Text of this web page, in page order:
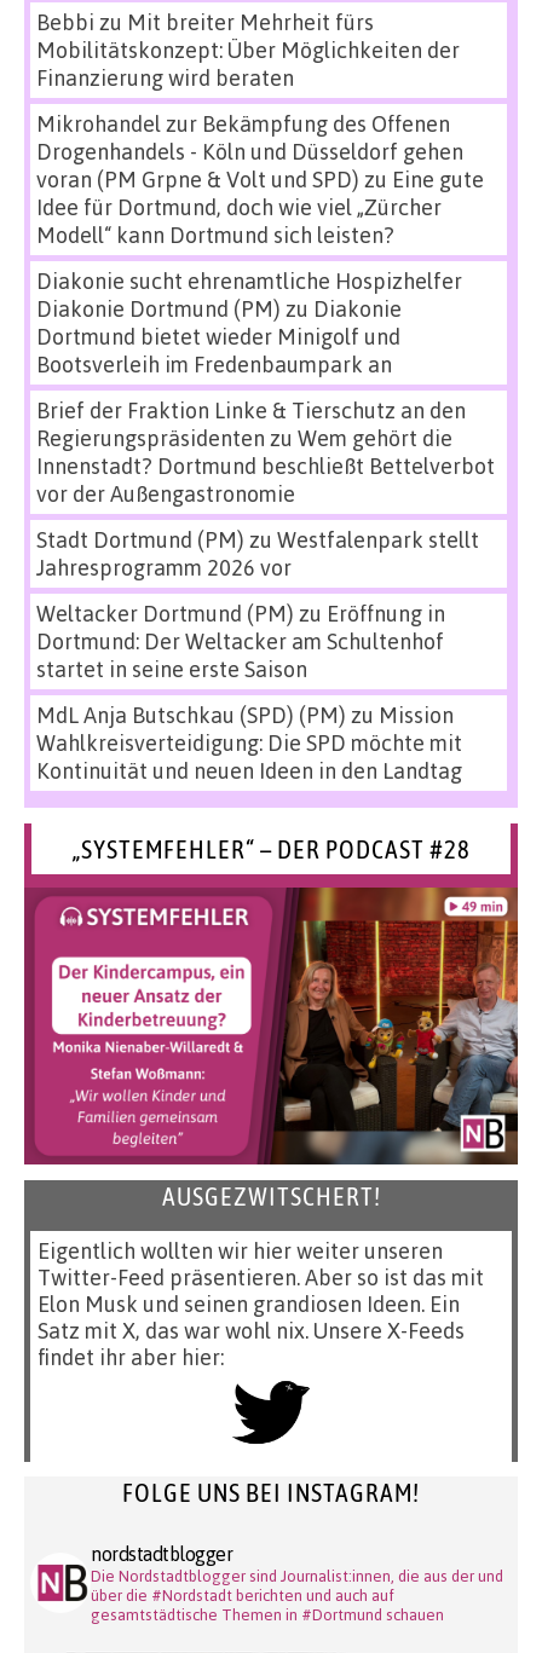
Bebbi zu Mit breiter Mehrheit fürs
Mobilitätskonzept: Über Möglichkeiten der
Finanzierung wird beraten
Mikrohandel zur Bekämpfung des Offenen
Drogenhandels - Köln und Düsseldorf gehen
voran (PM Grpne & Volt und SPD) zu Eine gute
Idee für Dortmund, doch wie viel „Zürcher
Modell“ kann Dortmund sich leisten?
Diakonie sucht ehrenamtliche Hospizhelfer
Diakonie Dortmund (PM) zu Diakonie
Dortmund bietet wieder Minigolf und
Bootsverleih im Fredenbaumpark an
Brief der Fraktion Linke & Tierschutz an den
Regierungspräsidenten zu Wem gehört die
Innenstadt? Dortmund beschließt Bettelverbot
vor der Außengastronomie
Stadt Dortmund (PM) zu Westfalenpark stellt
Jahresprogramm 2026 vor
Weltacker Dortmund (PM) zu Eröffnung in
Dortmund: Der Weltacker am Schultenhof
startet in seine erste Saison
MdL Anja Butschkau (SPD) (PM) zu Mission
Wahlkreisverteidigung: Die SPD möchte mit
Kontinuität und neuen Ideen in den Landtag
„SYSTEMFEHLER“ – DER PODCAST #28
AUSGEZWITSCHERT!
Eigentlich wollten wir hier weiter unseren
Twitter-Feed präsentieren. Aber so ist das mit
Elon Musk und seinen grandiosen Ideen. Ein
Satz mit X, das war wohl nix. Unsere X-Feeds
findet ihr aber hier:
FOLGE UNS BEI INSTAGRAM!
nordstadtblogger
Die Nordstadtblogger sind Journalist:innen, die aus der und
über die #Nordstadt berichten und auch auf
gesamtstädtische Themen in #Dortmund schauen